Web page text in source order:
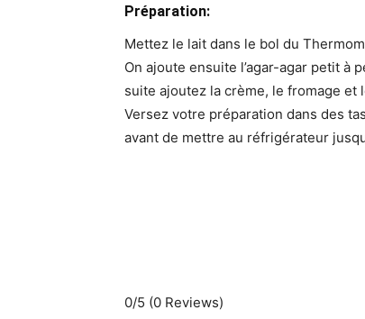
Préparation:
Mettez le lait dans le bol du
On ajoute ensuite l’agar-agar petit à
suite ajoutez la crème, le fromage et
Versez votre préparation dans des
avant de mettre au réfrigérateur
0/5 (0 Reviews)